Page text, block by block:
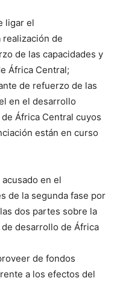
ligar el
realización de
de las capacidades y
África Central;
de refuerzo de las
en el desarrollo
África Central cuyos
están en curso
en el
de la segunda fase por
dos partes sobre la
desarrollo de África
de fondos
a los efectos del